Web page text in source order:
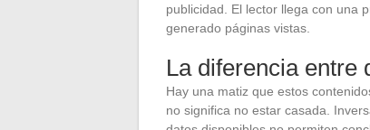
publicidad. El lector llega con una
generado páginas vistas.
La diferencia entre
Hay una matiz que estos
no significa no estar casada.